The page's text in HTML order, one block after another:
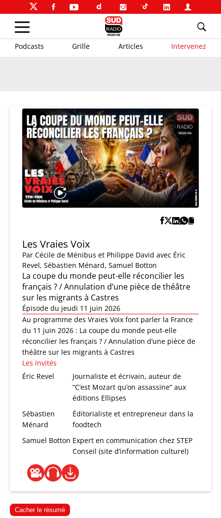
Podcasts Grille Articles Intervenez
Les Vraies Voix
Par Cécile de Ménibus et Philippe David avec Éric
Revel, Sébastien Ménard, Samuel Botton
La coupe du monde peut-elle réconcilier les
français ? / Annulation d’une pièce de théâtre
sur les migrants à Castres
Épisode du jeudi 11 juin 2026
Au programme des Vraies Voix font parler la France
du 11 juin 2026 : La coupe du monde peut-elle
réconcilier les français ? / Annulation d’une pièce de
théâtre sur les migrants à Castres
Les invités
Éric Revel
Journaliste et écrivain, auteur de
“C’est Mozart qu’on assassine” aux
éditions Ellipses
Sébastien
Ménard
Éditorialiste et entrepreneur dans la
foodtech
Samuel Botton Expert en communication chez STEP
Conseil (site d’information culturel)
Cacher le résumé